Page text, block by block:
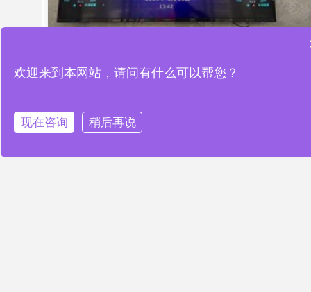
智慧公厕解决方案为智慧城市发展
READ MORE »
欢迎来到本网站，请问有什么可以帮您？
现在咨询 稍后再说